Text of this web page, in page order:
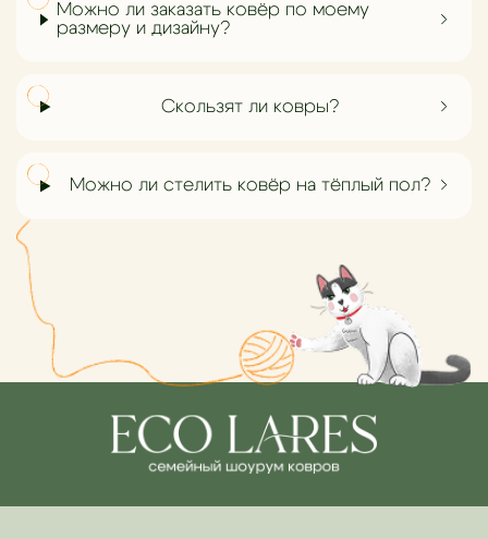
Можно ли заказать ковёр по моему
размеру и дизайну?
Скользят ли ковры?
Можно ли стелить ковёр на тёплый пол?